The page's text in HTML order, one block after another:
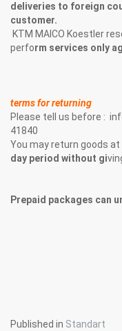
deliveries to foreign
customer.
KTM MAICO Koestler
perform services only a
termsforreturning
Please tell us before :
41840
You may return goods at
day period wit hout gi
Prepaid packages can
Published in Standart